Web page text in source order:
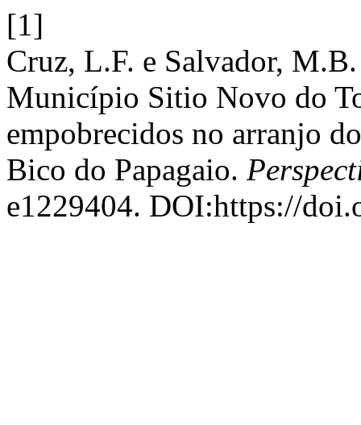
[1]
Cruz, L.F. e Salvador,
Município Sitio Novo do
empobrecidos no arranjo
Bico do Papagaio.
e1229404. DOI:https://